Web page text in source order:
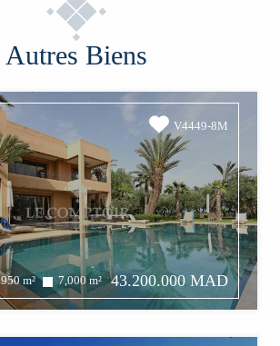
Autres Biens
V4449-8M
950 m² 7,000 m² 43.200.000 MAD